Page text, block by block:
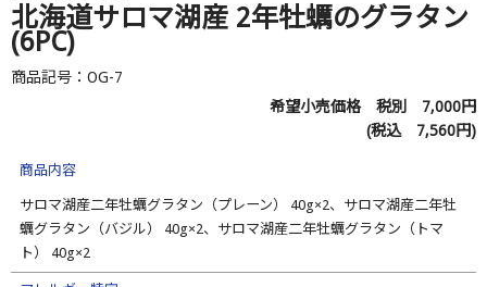
北海道サロマ湖産 2年牡蠣のグラタン
(6PC)
商品記号：OG-7
希望小売価格 税別 7,000円
(税込 7,560円)
商品内容
サロマ湖産二年牡蠣グラタン（プレーン） 40g×2、サロマ湖産二年牡
蠣グラタン（バジル） 40g×2、サロマ湖産二年牡蠣グラタン（トマ
ト） 40g×2